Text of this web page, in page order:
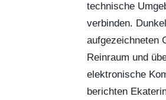
technische
verbinden.
aufgezeichneten
Reinraum und
elektronische
berichten